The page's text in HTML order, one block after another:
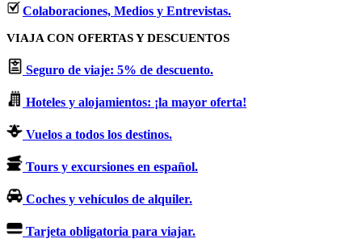
Colaboraciones, Medios y Entrevistas.
VIAJA CON OFERTAS Y DESCUENTOS
Seguro de viaje: 5% de descuento.
Hoteles y alojamientos: ¡la mayor oferta!
Vuelos a todos los destinos.
Tours y excursiones en español.
Coches y vehículos de alquiler.
Tarjeta obligatoria para viajar.